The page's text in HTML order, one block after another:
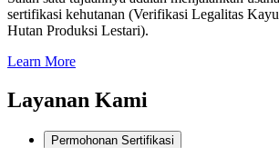
sertifikasi kehutanan (Verifikasi Legalitas
Hutan Produksi Lestari).
Learn More
Layanan Kami
Permohonan Sertifikasi